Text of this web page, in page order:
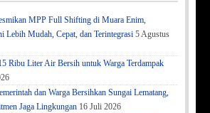
MPP Full Shifting di Muara Enim,
Lebih Mudah, Cepat, dan Terintegrasi 5 Agustus
Ribu Liter Air Bersih untuk Warga Terdampak
dan Warga Bersihkan Sungai Lematang,
Jaga Lingkungan 16 Juli 2026